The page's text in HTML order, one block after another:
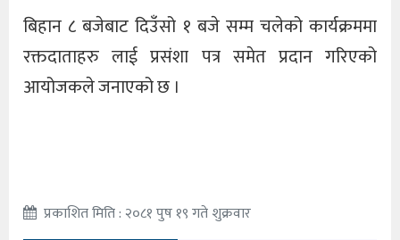
बिहान ८ बजेबाट दिउँसो १ बजे सम्म चलेको कार्यक्रममा
रक्तदाताहरु लाई प्रसंशा पत्र समेत प्रदान गरिएको
आयोजकले जनाएको छ ।
प्रकाशित मिति : २०८१ पुष १९ गते शुक्रवार